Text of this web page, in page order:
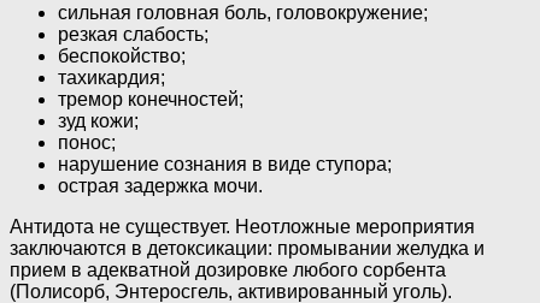
сильная головная боль, головокружение;
резкая слабость;
беспокойство;
тахикардия;
тремор конечностей;
зуд кожи;
понос;
нарушение сознания в виде ступора;
острая задержка мочи.
Антидота не существует. Неотложные мероприятия
заключаются в детоксикации: промывании желудка и
прием в адекватной дозировке любого сорбента
(Полисорб, Энтеросгель, активированный уголь).